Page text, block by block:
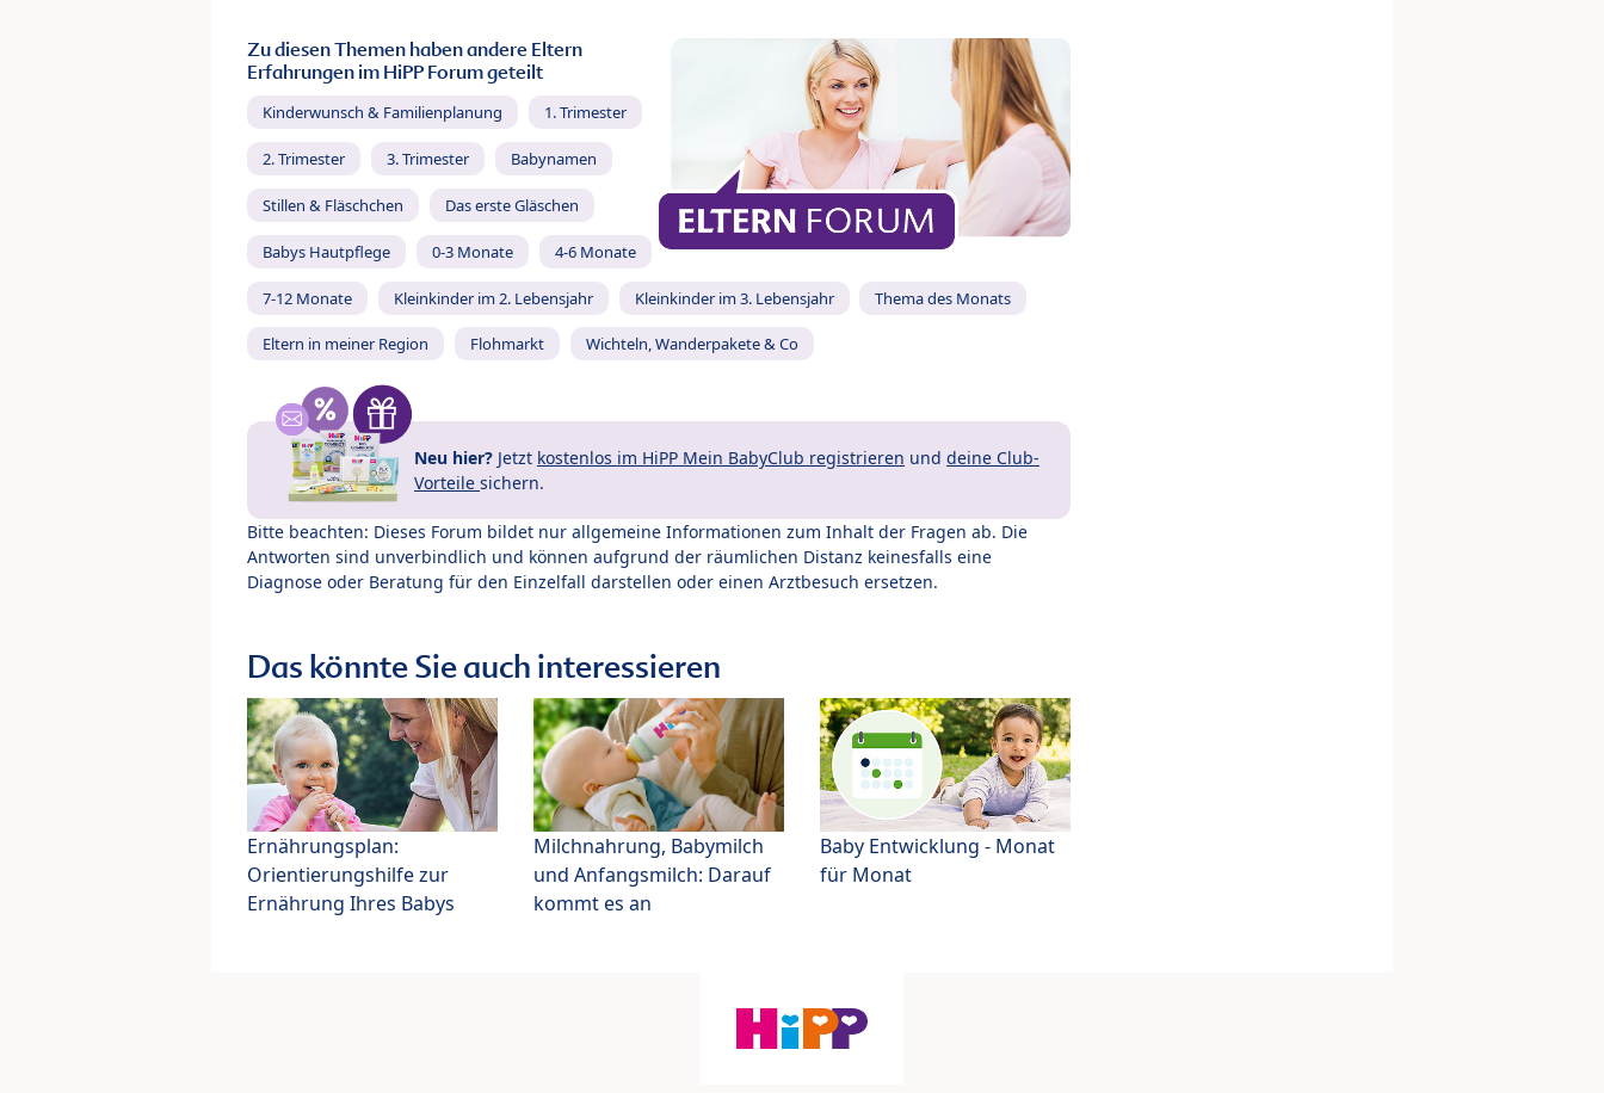
Zu diesen Themen haben andere Eltern
Erfahrungen im HiPP Forum geteilt
Kinderwunsch & Familienplanung 1. Trimester
2. Trimester 3. Trimester Babynamen
Stillen & Fläschchen Das erste Gläschen
Babys Hautpflege 0-3 Monate 4-6 Monate
7-12 Monate Kleinkinder im 2. Lebensjahr Kleinkinder im 3. Lebensjahr Thema des Monats
Eltern in meiner Region Flohmarkt Wichteln, Wanderpakete & Co
Neu hier? Jetzt kostenlos im HiPP Mein BabyClub registrieren und deine Club-
Vorteile sichern.
Bitte beachten: Dieses Forum bildet nur allgemeine Informationen zum Inhalt der Fragen ab. Die
Antworten sind unverbindlich und können aufgrund der räumlichen Distanz keinesfalls eine
Diagnose oder Beratung für den Einzelfall darstellen oder einen Arztbesuch ersetzen.
Das könnte Sie auch interessieren
Ernährungsplan:
Orientierungshilfe zur
Ernährung Ihres Babys
Milchnahrung, Babymilch
und Anfangsmilch: Darauf
kommt es an
Baby Entwicklung - Monat
für Monat